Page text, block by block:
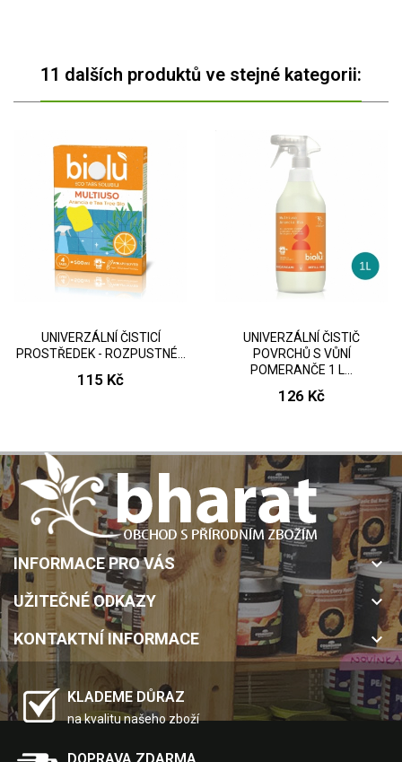
11 dalších produktů ve stejné kategorii:
UNIVERZÁLNÍ ČISTICÍ
PROSTŘEDEK - ROZPUSTNÉ...
115 Kč
UNIVERZÁLNÍ ČISTIČ
POVRCHŮ S VŮNÍ
POMERANČE 1 L...
126 Kč
INFORMACE PRO VÁS keyboard_arrow_down
UŽITEČNÉ ODKAZY keyboard_arrow_down
KONTAKTNÍ INFORMACE keyboard_arrow_down
KLADEME DŮRAZ
na kvalitu našeho zboží